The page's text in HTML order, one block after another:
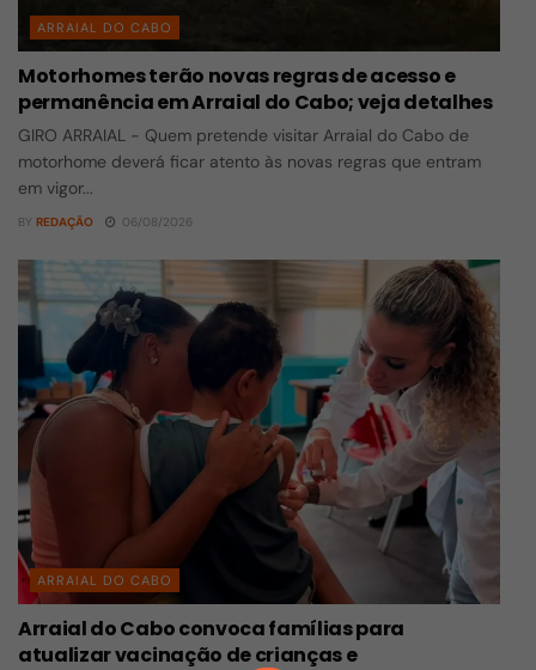
ARRAIAL DO CABO
Motorhomes terão novas regras de acesso e
permanência em Arraial do Cabo; veja detalhes
GIRO ARRAIAL - Quem pretende visitar Arraial do Cabo de
motorhome deverá ficar atento às novas regras que entram
em vigor...
BY REDAÇÃO 06/08/2026
ARRAIAL DO CABO
Arraial do Cabo convoca famílias para
atualizar vacinação de crianças e